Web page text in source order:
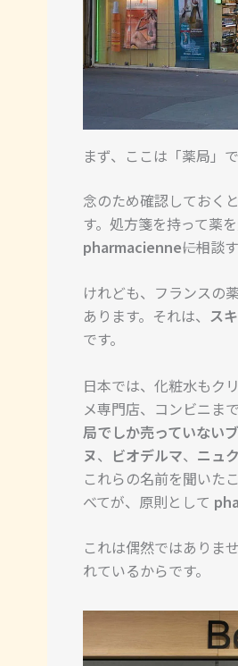
まず、ここは「薬局」
念のため確認しておく
す。処方箋を持って薬
pharmacienne――に相
けれども、フランスの
あります。それは、 ス
です。
日本では、化粧水もク
メ専門店、コンビニま
局でしか売っていない
ヌ、 ビオデルマ、 ニュ
これらの名前を聞いた
べてが、原則として
これは偶然ではありま
れているからです。